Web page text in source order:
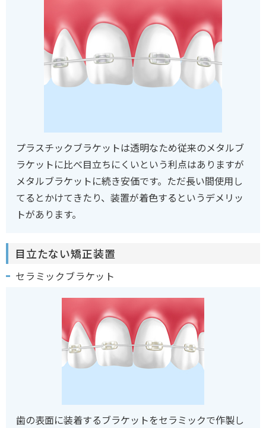
プラスチックブラケットは透明なため従来のメタルブ
ラケットに比べ目立ちにくいという利点はありますが
メタルブラケットに続き安価です。ただ長い間使用し
てるとかけてきたり、装置が着色するというデメリッ
トがあります。
目立たない矯正装置
セラミックブラケット
歯の表面に装着するブラケットをセラミックで作製し